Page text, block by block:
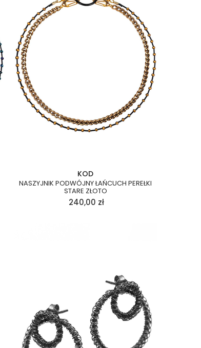
KOD
NASZYJNIK PODWÓJNY ŁAŃCUCH PEREŁKI
STARE ZŁOTO
240,00 zł